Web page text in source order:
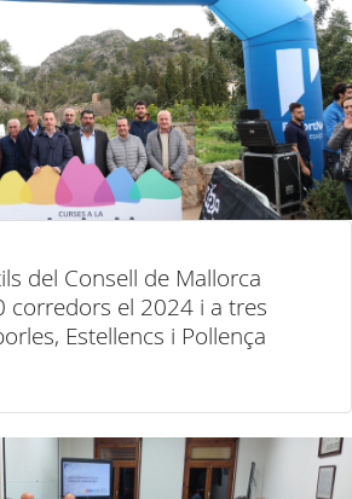
del Consell de Mallorca
corredors el 2024 i a tres
Estellencs i Pollença